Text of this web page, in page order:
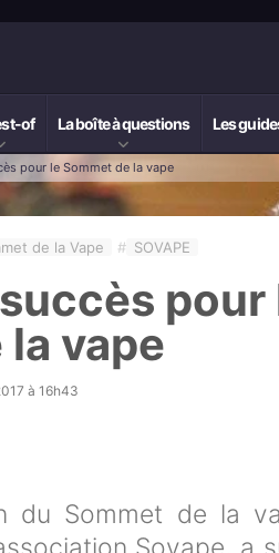
of La boîte à questions Les
pour le Sommet de la vape
de la Vape # SOVAPE
pour
vape
à 16h43
du Sommet de la